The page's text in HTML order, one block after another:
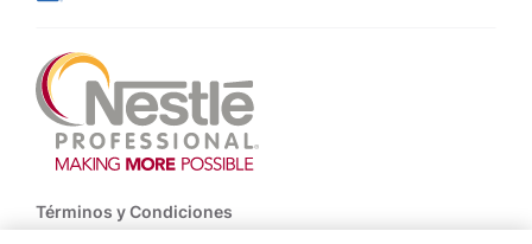
Footer
Términos y Condiciones